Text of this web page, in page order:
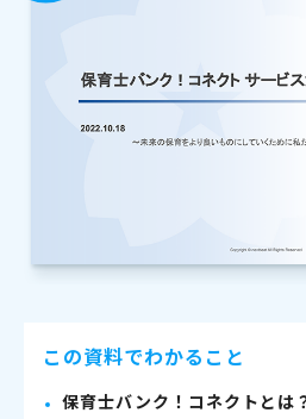
この資料でわかること
保育士バンク！コネクトとは